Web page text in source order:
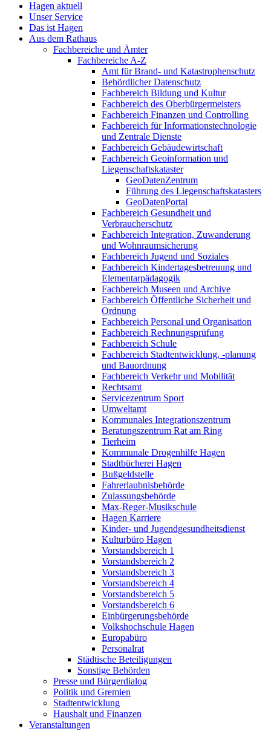
Hagen aktuell
Unser Service
Das ist Hagen
Aus dem Rathaus
Fachbereiche und Ämter
Fachbereiche A-Z
Amt für Brand- und Katastrophenschutz
Behördlicher Datenschutz
Fachbereich Bildung und Kultur
Fachbereich des Oberbürgermeisters
Fachbereich Finanzen und Controlling
Fachbereich für Informationstechnologie
und Zentrale Dienste
Fachbereich Gebäudewirtschaft
Fachbereich Geoinformation und
Liegenschaftskataster
GeoDatenZentrum
Führung des Liegenschaftskatasters
GeoDatenPortal
Fachbereich Gesundheit und
Verbraucherschutz
Fachbereich Integration, Zuwanderung
und Wohnraumsicherung
Fachbereich Jugend und Soziales
Fachbereich Kindertagesbetreuung und
Elementarpädagogik
Fachbereich Museen und Archive
Fachbereich Öffentliche Sicherheit und
Ordnung
Fachbereich Personal und Organisation
Fachbereich Rechnungsprüfung
Fachbereich Schule
Fachbereich Stadtentwicklung, -planung
und Bauordnung
Fachbereich Verkehr und Mobilität
Rechtsamt
Servicezentrum Sport
Umweltamt
Kommunales Integrationszentrum
Beratungszentrum Rat am Ring
Tierheim
Kommunale Drogenhilfe Hagen
Stadtbücherei Hagen
Bußgeldstelle
Fahrerlaubnisbehörde
Zulassungsbehörde
Max-Reger-Musikschule
Hagen Karriere
Kinder- und Jugendgesundheitsdienst
Kulturbüro Hagen
Vorstandsbereich 1
Vorstandsbereich 2
Vorstandsbereich 3
Vorstandsbereich 4
Vorstandsbereich 5
Vorstandsbereich 6
Einbürgerungsbehörde
Volkshochschule Hagen
Europabüro
Personalrat
Städtische Beteiligungen
Sonstige Behörden
Presse und Bürgerdialog
Politik und Gremien
Stadtentwicklung
Haushalt und Finanzen
Veranstaltungen